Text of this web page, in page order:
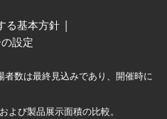
る基本方針
設定
数は最終見込みであり、開催時に
び製品展示面積の比較。